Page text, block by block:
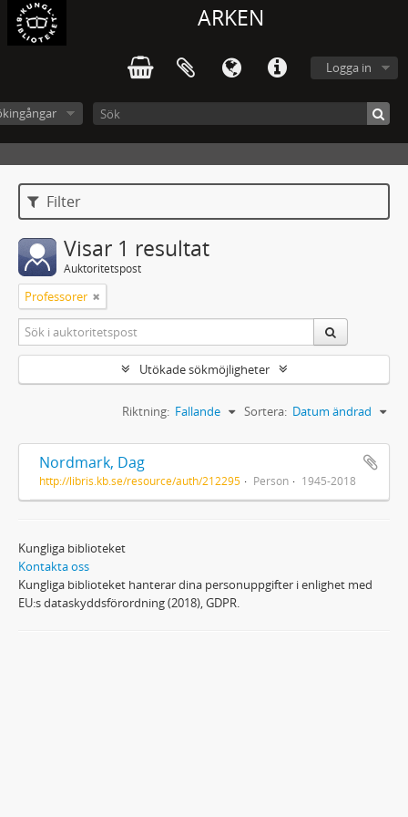
ARKEN
Logga in
Filter
Visar 1 resultat
Auktoritetspost
Professorer
Utökade sökmöjligheter
Sortera: Datum ändrad
Riktning: Fallande
Nordmark, Dag
http://libris.kb.se/resource/auth/212295 Person 1945-2018
Kungliga biblioteket
Kontakta oss
Kungliga biblioteket hanterar dina personuppgifter i enlighet med
EU:s dataskyddsförordning (2018), GDPR.